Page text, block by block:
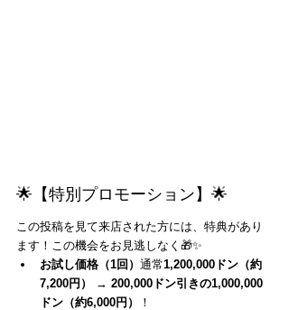
🌟【特別プロモーション】🌟
この投稿を見て来店された方には、特典があり
ます！この機会をお見逃しなく🎁✨
お試し価格（1回） 通常1,200,000ドン（約
7,200円）
→ 200,000ドン引きの1,000,000
ドン（約6,000円）
！